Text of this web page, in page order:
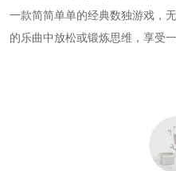
一款简简单单的经典数独游戏，
的乐曲中放松或锻炼思维，享受